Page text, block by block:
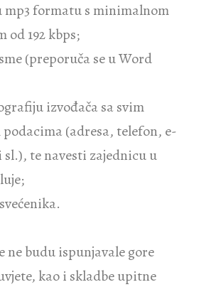
mp3 formatu s minimalnom
od 192 kbps;
(preporuča se u Word
izvođača sa svim
(adresa, telefon, e-
sl.), te navesti zajednicu u
ne budu ispunjavale gore
kao i skladbe upitne